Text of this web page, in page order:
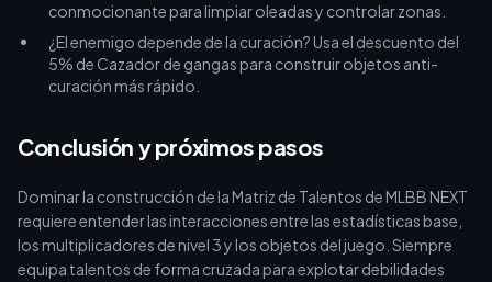
conmocionante para limpiar oleadas y controlar zonas.
¿El enemigo depende de la curación? Usa el descuento del
5% de Cazador de gangas para construir objetos anti-
curación más rápido.
Conclusión y próximos pasos
Dominar la construcción de la Matriz de Talentos de MLBB NEXT
requiere entender las interacciones entre las estadísticas base,
los multiplicadores de nivel 3 y los objetos del juego. Siempre
equipa talentos de forma cruzada para explotar debilidades